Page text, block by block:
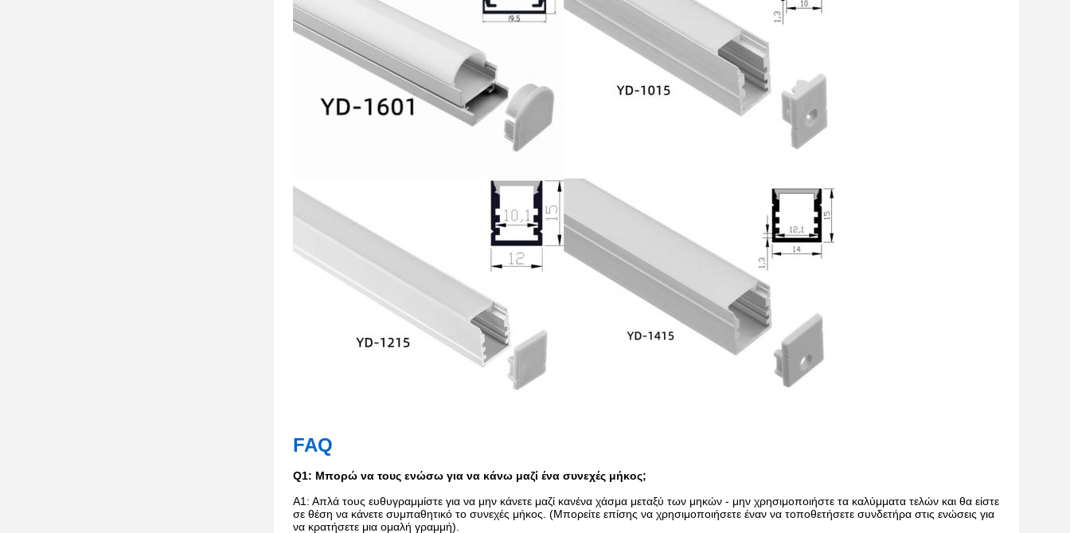
FAQ
Q1: Μπορώ να τους ενώσω για να κάνω μαζί ένα συνεχές μήκος;
Α1: Απλά τους ευθυγραμμίστε για να μην κάνετε μαζί κανένα χάσμα μεταξύ των μηκών - μην χρησιμοποιήστε τα καλύμματα τελών και θα είστε
σε θέση να κάνετε συμπαθητικό το συνεχές μήκος. (Μπορείτε επίσης να χρησιμοποιήσετε έναν να τοποθετήσετε συνδετήρα στις ενώσεις για
να κρατήσετε μια ομαλή γραμμή).